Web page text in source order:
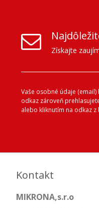
Získajte
Vaše osobné údaje
odkaz zároveň
alebo kliknutím na odkaz
Kontakt
MIKRONA,s.r.o